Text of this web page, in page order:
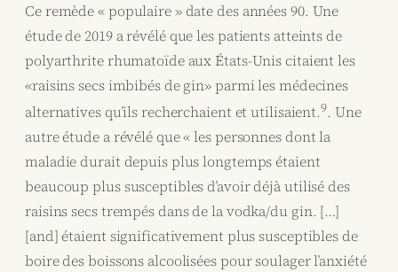
Ce remède « populaire » date des années 90. Une
étude de 2019 a révélé que les patients atteints de
polyarthrite rhumatoïde aux États-Unis citaient les
«raisins secs imbibés de gin» parmi les médecines
alternatives qu’ils recherchaient et utilisaient.9. Une
autre étude a révélé que « les personnes dont la
maladie durait depuis plus longtemps étaient
beaucoup plus susceptibles d’avoir déjà utilisé des
raisins secs trempés dans de la vodka/du gin. […]
[and] étaient significativement plus susceptibles de
boire des boissons alcoolisées pour soulager l’anxiété